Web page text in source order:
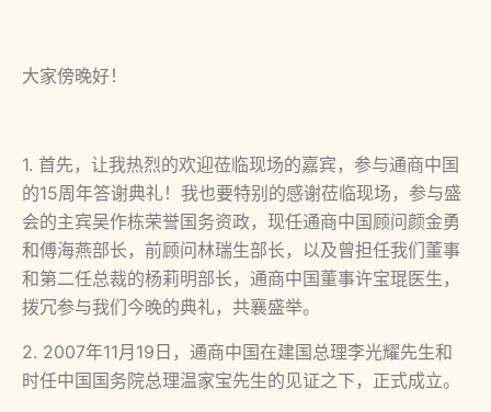
大家傍晚好！
1. 首先，让我热烈的欢迎莅临现场的嘉宾，参与通商中国
的15周年答谢典礼！我也要特别的感谢莅临现场，参与盛
会的主宾吴作栋荣誉国务资政，现任通商中国顾问颜金勇
和傅海燕部长，前顾问林瑞生部长，以及曾担任我们董事
和第二任总裁的杨莉明部长，通商中国董事许宝琨医生，
拨冗参与我们今晚的典礼，共襄盛举。
2. 2007年11月19日，通商中国在建国总理李光耀先生和
时任中国国务院总理温家宝先生的见证之下，正式成立。